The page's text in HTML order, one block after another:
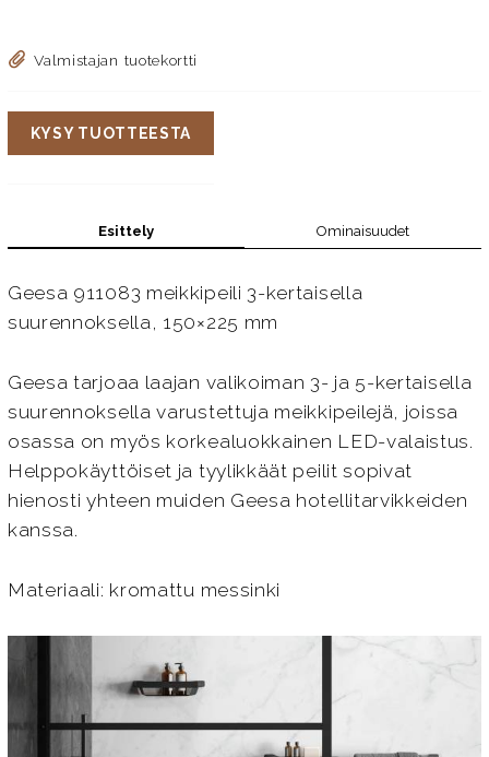
Valmistajan tuotekortti
KYSY TUOTTEESTA
Esittely Ominaisuudet
Geesa 911083 meikkipeili 3-kertaisella
suurennoksella, 150×225 mm
Geesa tarjoaa laajan valikoiman 3- ja 5-kertaisella
suurennoksella varustettuja meikkipeilejä, joissa
osassa on myös korkealuokkainen LED-valaistus.
Helppokäyttöiset ja tyylikkäät peilit sopivat
hienosti yhteen muiden Geesa hotellitarvikkeiden
kanssa.
Materiaali: kromattu messinki